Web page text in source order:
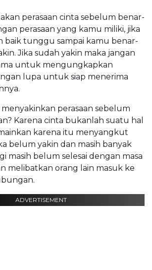
perasaan cinta sebelum benar-
perasaan yang kamu miliki, jika
baik tunggu sampai kamu benar-
Jika sudah yakin maka jangan
untuk mengungkapkan
lupa untuk siap menerima
perasaan sebelum
Karena cinta bukanlah suatu hal
karena itu menyangkut
belum yakin dan masih banyak
masih belum selesai dengan masa
melibatkan orang lain masuk ke
ADVERTISEMENT